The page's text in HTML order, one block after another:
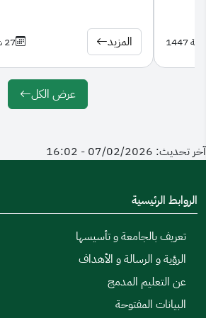
المزيد 27 شعبان 1446
عرض الكل
آخر تحديث: 07/02/2026 - 16:02
الروابط الرئيسية
تعريف بالجامعة و تأسيسها
الرؤية و الرسالة و الأهداف
عن التعليم المدمج
البيانات المفتوحة